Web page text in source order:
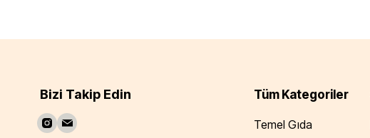
Bizi Takip Edin Tüm Kategoriler
Temel Gıda